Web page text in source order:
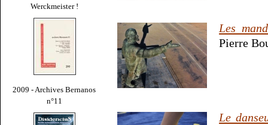
Werckmeister !
2009 - Archives Bernanos
n°11
Les
Pierre
Le